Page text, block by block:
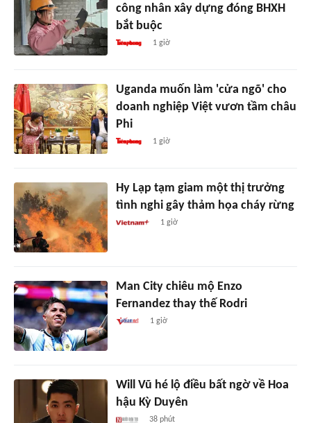
công nhân xây dựng đóng BHXH
bắt buộc
1 giờ
Uganda muốn làm 'cửa ngõ' cho
doanh nghiệp Việt vươn tầm châu
Phi
1 giờ
Hy Lạp tạm giam một thị trưởng
tình nghi gây thảm họa cháy rừng
1 giờ
Man City chiêu mộ Enzo
Fernandez thay thế Rodri
1 giờ
Will Vũ hé lộ điều bất ngờ về Hoa
hậu Kỳ Duyên
38 phút